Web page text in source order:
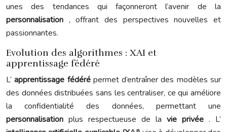
unes des tendances qui façonneront l’avenir de la
personnalisation , offrant des perspectives nouvelles et
passionnantes.
Evolution des algorithmes : XAI et
apprentissage fédéré
L’apprentissage fédéré permet d’entraîner des modèles sur
des données distribuées sans les centraliser, ce qui améliore
la confidentialité des données, permettant une
personnalisation plus respectueuse de la vie privée . L’